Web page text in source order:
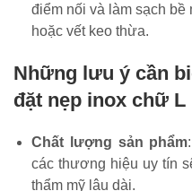
điểm nối và làm sạch bề
hoặc vết keo thừa.
Những lưu ý cần
đặt nẹp inox chữ L
Chất lượng sản phẩm
các thương hiệu uy tín
thẩm mỹ lâu dài.